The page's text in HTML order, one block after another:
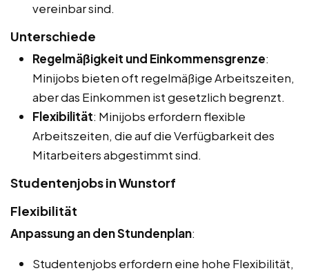
vereinbar sind.
Unterschiede
Regelmäßigkeit und Einkommensgrenze:
Minijobs bieten oft regelmäßige Arbeitszeiten,
aber das Einkommen ist gesetzlich begrenzt.
Flexibilität: Minijobs erfordern flexible
Arbeitszeiten, die auf die Verfügbarkeit des
Mitarbeiters abgestimmt sind.
Studentenjobs in Wunstorf
Flexibilität
Anpassung an den Stundenplan:
Studentenjobs erfordern eine hohe Flexibilität,